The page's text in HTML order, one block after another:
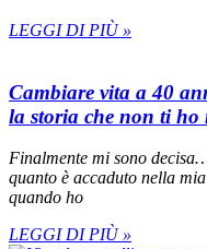
LEGGI DI PIÙ »
Cambiare vita a 40
la storia che non ti ho
Finalmente mi sono
quanto è accaduto nella
quando ho
LEGGI DI PIÙ »